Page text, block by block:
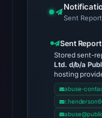
Sent
Sent
Stored sent-
Ltd. d/b/a
hosting
abuse-